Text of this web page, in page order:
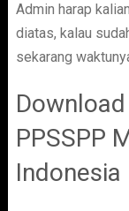
Admin harap
diatas, kalau
sekarang
PPSSPP
Indonesia